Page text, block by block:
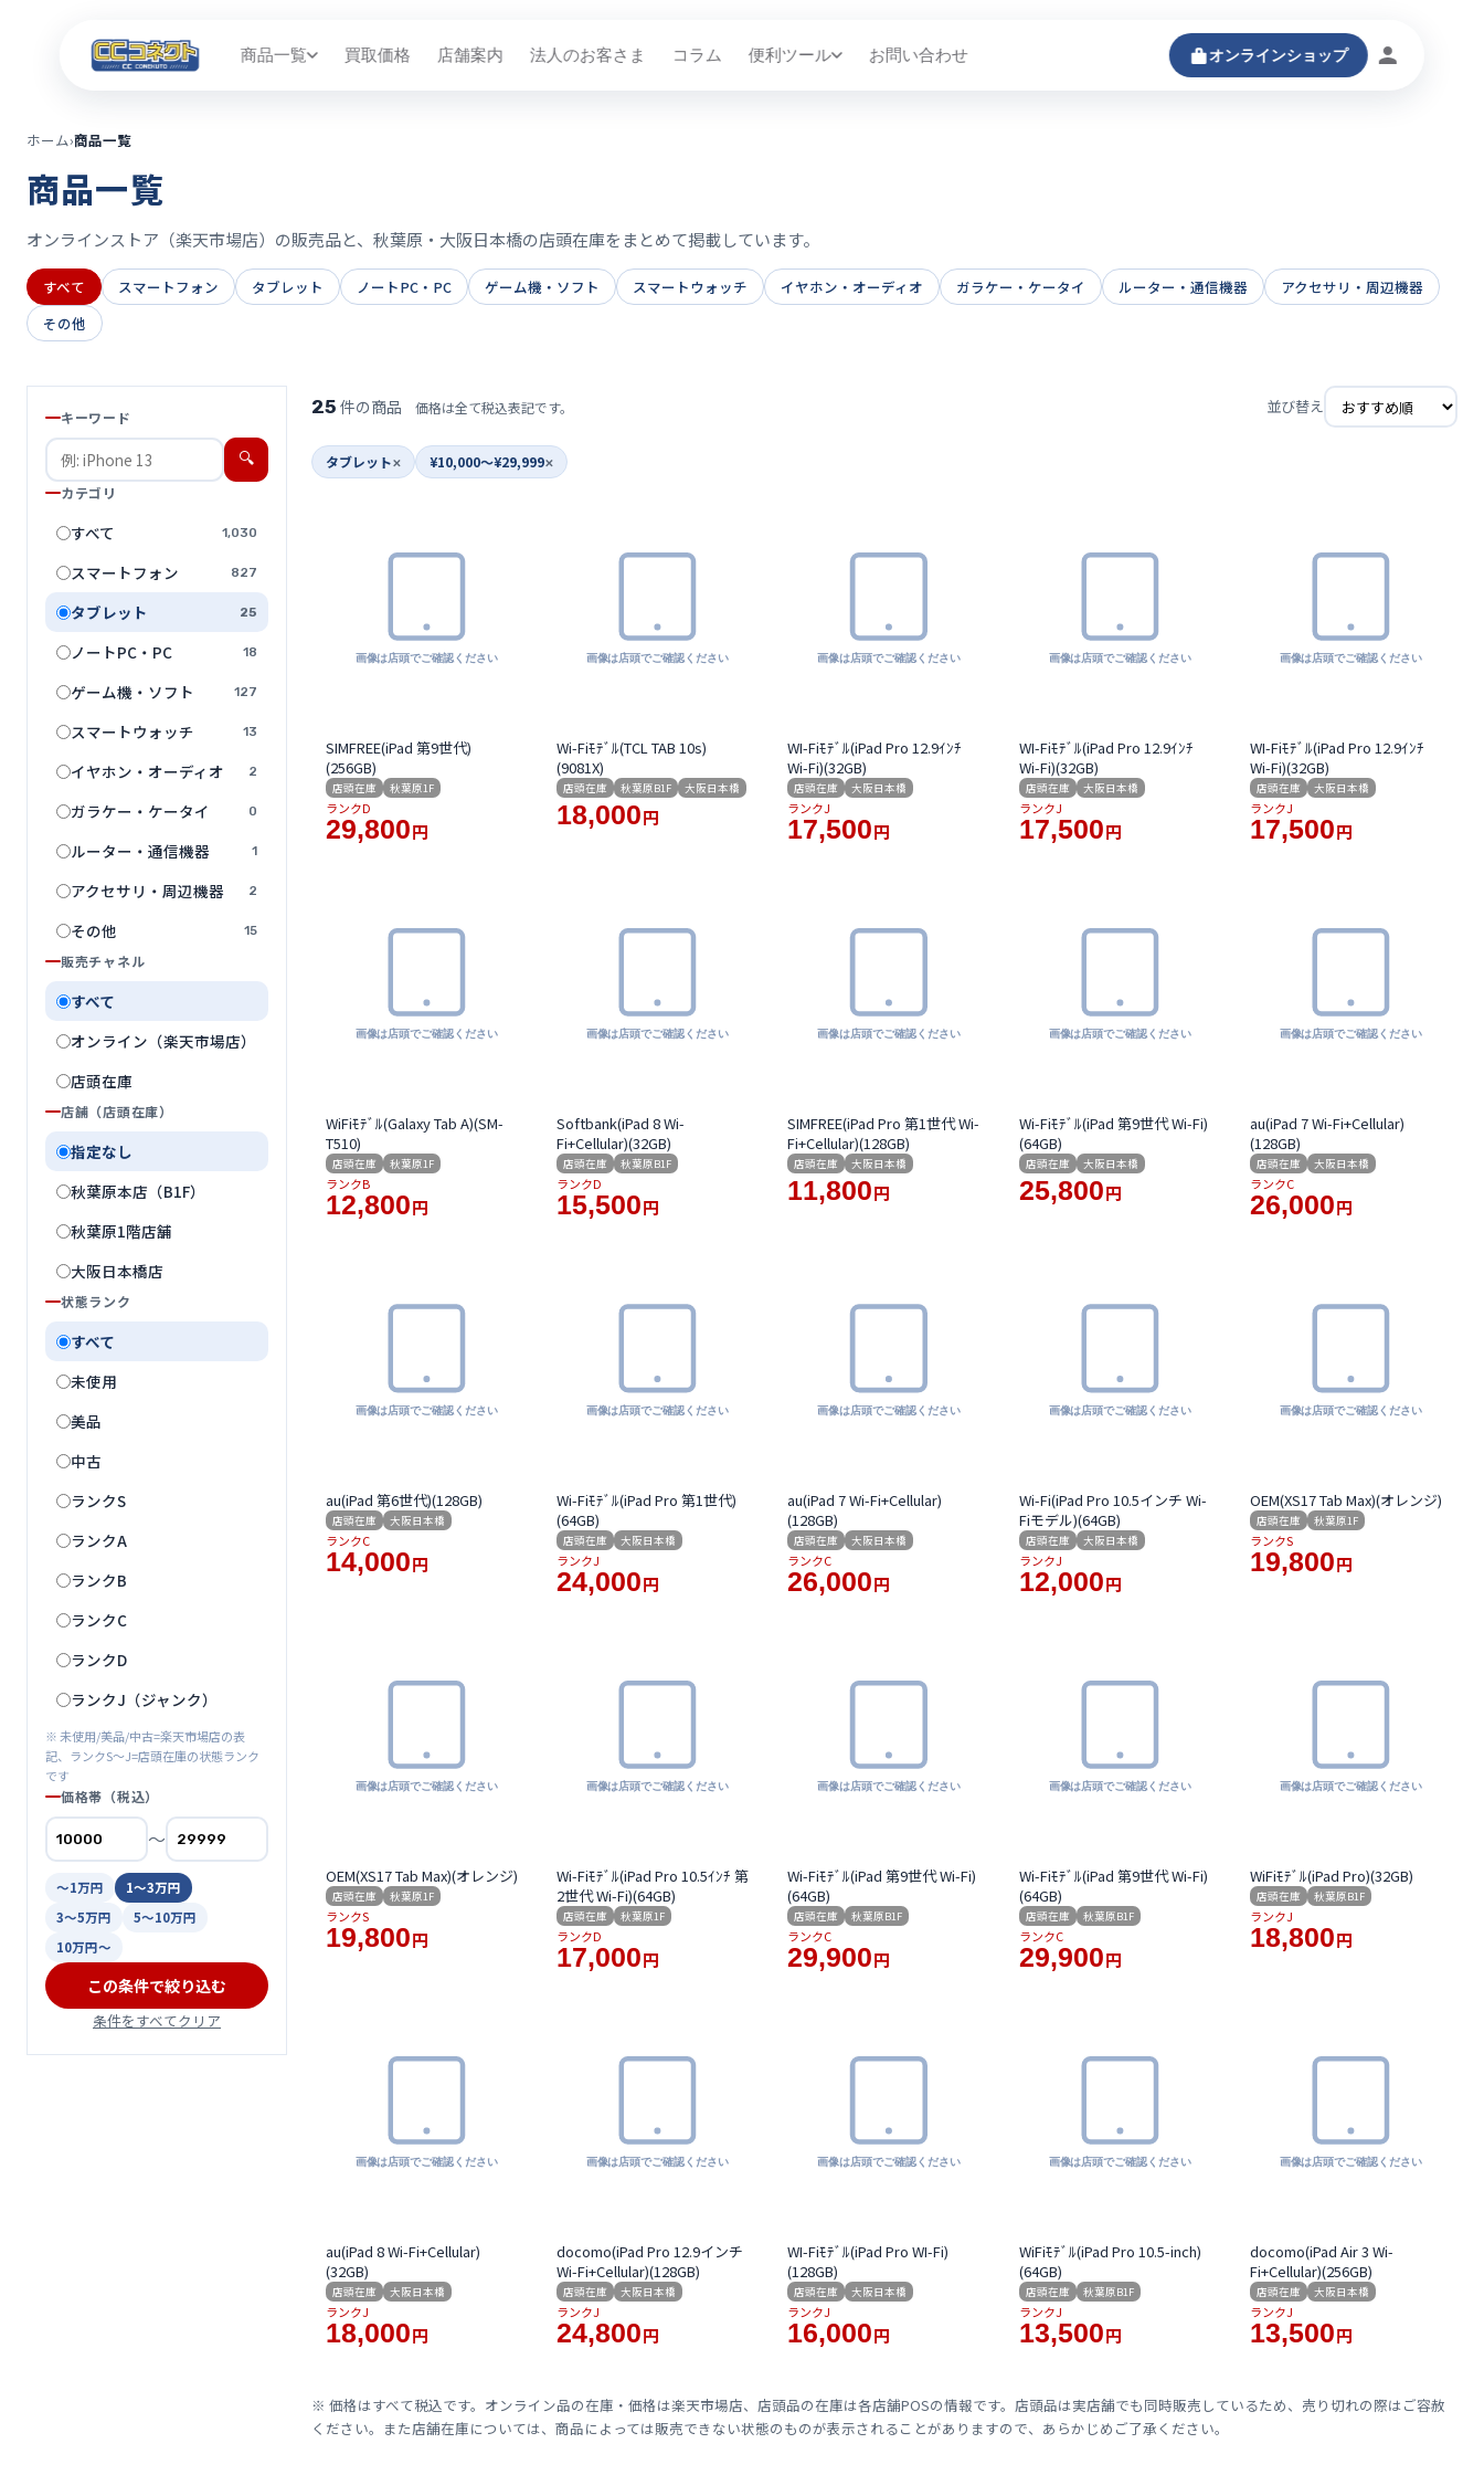
商品一覧 買取価格 店舗案内 法人のお客さま コラム 便利ツール お問い合わせ オンラインショップ
ログインする
ホーム›商品一覧
商品一覧
オンラインストア（楽天市場店）の販売品と、秋葉原・大阪日本橋の店頭在庫をまとめて掲載しています。
すべて スマートフォン タブレット ノートPC・PC ゲーム機・ソフト スマートウォッチ イヤホン・オーディオ ガラケー・ケータイ ルーター・通信機器
アクセサリ・周辺機器
その他
キーワード
🔍
カテゴリ
すべて 1,030
スマートフォン 827
タブレット 25
ノートPC・PC 18
ゲーム機・ソフト 127
スマートウォッチ 13
イヤホン・オーディオ 2
ガラケー・ケータイ 0
ルーター・通信機器 1
アクセサリ・周辺機器 2
その他 15
販売チャネル
すべて
オンライン（楽天市場店）
店頭在庫
店舗（店頭在庫）
指定なし
秋葉原本店（B1F）
秋葉原1階店舗
大阪日本橋店
状態ランク
すべて
未使用
美品
中古
ランクS
ランクA
ランクB
ランクC
ランクD
ランクJ（ジャンク）
※ 未使用/美品/中古=楽天市場店の表
記、ランクS〜J=店頭在庫の状態ランク
です
価格帯（税込）
〜
〜1万円
1〜3万円
3〜5万円
5〜10万円
10万円〜
この条件で絞り込む
条件をすべてクリア
25 件の商品 価格は全て税込表記です。 並び替え
タブレット ¥10,000〜¥29,999
SIMFREE(iPad 第9世代)
(256GB)
店頭在庫 秋葉原1F
ランクD
29,800 円
Wi-Fiﾓﾃﾞﾙ(TCL TAB 10s)
(9081X)
店頭在庫 秋葉原B1F 大阪日本橋
18,000 円
WI-Fiﾓﾃﾞﾙ(iPad Pro 12.9ｲﾝﾁ
Wi-Fi)(32GB)
店頭在庫 大阪日本橋
ランクJ
17,500 円
WI-Fiﾓﾃﾞﾙ(iPad Pro 12.9ｲﾝﾁ
Wi-Fi)(32GB)
店頭在庫 大阪日本橋
ランクJ
17,500 円
WI-Fiﾓﾃﾞﾙ(iPad Pro 12.9ｲﾝﾁ
Wi-Fi)(32GB)
店頭在庫 大阪日本橋
ランクJ
17,500 円
WiFiﾓﾃﾞﾙ(Galaxy Tab A)(SM-
T510)
店頭在庫 秋葉原1F
ランクB
12,800 円
Softbank(iPad 8 Wi-
Fi+Cellular)(32GB)
店頭在庫 秋葉原B1F
ランクD
15,500 円
SIMFREE(iPad Pro 第1世代 Wi-
Fi+Cellular)(128GB)
店頭在庫 大阪日本橋
11,800 円
Wi-Fiﾓﾃﾞﾙ(iPad 第9世代 Wi-Fi)
(64GB)
店頭在庫 大阪日本橋
25,800 円
au(iPad 7 Wi-Fi+Cellular)
(128GB)
店頭在庫 大阪日本橋
ランクC
26,000 円
au(iPad 第6世代)(128GB)
店頭在庫 大阪日本橋
ランクC
14,000 円
Wi-Fiﾓﾃﾞﾙ(iPad Pro 第1世代)
(64GB)
店頭在庫 大阪日本橋
ランクJ
24,000 円
au(iPad 7 Wi-Fi+Cellular)
(128GB)
店頭在庫 大阪日本橋
ランクC
26,000 円
Wi-Fi(iPad Pro 10.5インチ Wi-
Fiモデル)(64GB)
店頭在庫 大阪日本橋
ランクJ
12,000 円
OEM(XS17 Tab Max)(オレンジ)
店頭在庫 秋葉原1F
ランクS
19,800 円
OEM(XS17 Tab Max)(オレンジ)
店頭在庫 秋葉原1F
ランクS
19,800 円
Wi-Fiﾓﾃﾞﾙ(iPad Pro 10.5ｲﾝﾁ 第
2世代 Wi-Fi)(64GB)
店頭在庫 秋葉原1F
ランクD
17,000 円
Wi-Fiﾓﾃﾞﾙ(iPad 第9世代 Wi-Fi)
(64GB)
店頭在庫 秋葉原B1F
ランクC
29,900 円
Wi-Fiﾓﾃﾞﾙ(iPad 第9世代 Wi-Fi)
(64GB)
店頭在庫 秋葉原B1F
ランクC
29,900 円
WiFiﾓﾃﾞﾙ(iPad Pro)(32GB)
店頭在庫 秋葉原B1F
ランクJ
18,800 円
au(iPad 8 Wi-Fi+Cellular)
(32GB)
店頭在庫 大阪日本橋
ランクJ
18,000 円
docomo(iPad Pro 12.9インチ
Wi-Fi+Cellular)(128GB)
店頭在庫 大阪日本橋
ランクJ
24,800 円
WI-Fiﾓﾃﾞﾙ(iPad Pro WI-Fi)
(128GB)
店頭在庫 大阪日本橋
ランクJ
16,000 円
WiFiﾓﾃﾞﾙ(iPad Pro 10.5-inch)
(64GB)
店頭在庫 秋葉原B1F
ランクJ
13,500 円
docomo(iPad Air 3 Wi-
Fi+Cellular)(256GB)
店頭在庫 大阪日本橋
ランクJ
13,500 円
※ 価格はすべて税込です。オンライン品の在庫・価格は楽天市場店、店頭品の在庫は各店舗POSの情報です。店頭品は実店舗でも同時販売しているため、売り切れの際はご容赦
ください。また店舗在庫については、商品によっては販売できない状態のものが表示されることがありますので、あらかじめご了承ください。